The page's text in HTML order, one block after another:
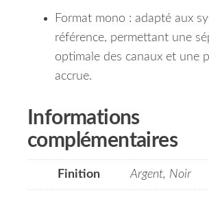
Format mono : adapté aux
référence, permettant une
optimale des canaux et une
accrue.
Informations
complémentaires
Finition Argent, Noir